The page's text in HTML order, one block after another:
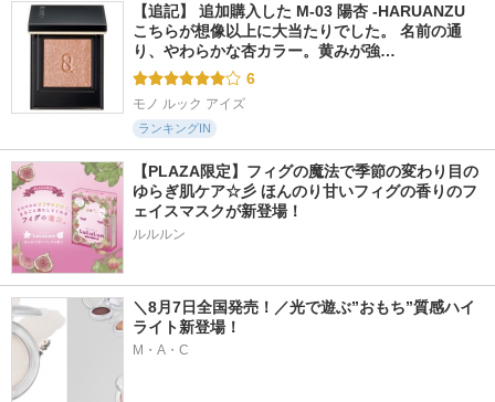
【追記】 追加購入した M-03 陽杏 -HARUANZU
こちらが想像以上に大当たりでした。 名前の通
り、やわらかな杏カラー。黄みが強…
6
モノ ルック アイズ
ランキングIN
【PLAZA限定】フィグの魔法で季節の変わり目の
ゆらぎ肌ケア☆彡 ほんのり甘いフィグの香りのフ
ェイスマスクが新登場！
ルルルン
＼8月7日全国発売！／光で遊ぶ”おもち”質感ハイ
ライト新登場！
M・A・C